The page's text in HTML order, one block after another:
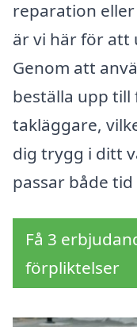
reparation
är vi här för att
Genom att
beställa upp
takläggare,
dig trygg i ditt
passar både
Få 3
förpliktelser